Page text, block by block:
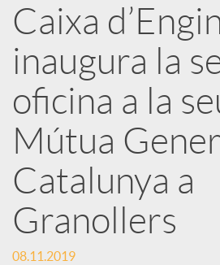
r
x
e
s
S
Caixa
inaugura la
oficina a la
Mútua
Catalunya a
Granollers
08.11.2019